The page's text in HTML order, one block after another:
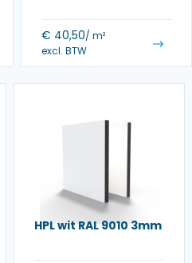
€ 40,50/ m²
excl. BTW
HPL wit RAL 9010 3mm